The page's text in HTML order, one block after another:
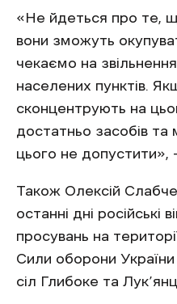
«Не йдеться про те,
вони зможуть
чекаємо на
населених пунктів.
сконцентрують на
достатньо засобів
цього не
Також Олексій
останні дні російські
просувань на
Сили оборони
сіл Глибоке та